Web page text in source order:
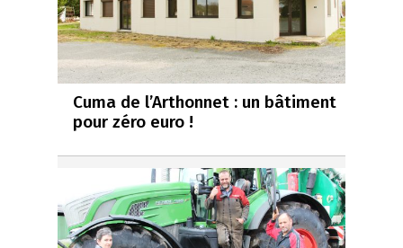
Cuma de l’Arthonnet : un bâtiment
pour zéro euro !